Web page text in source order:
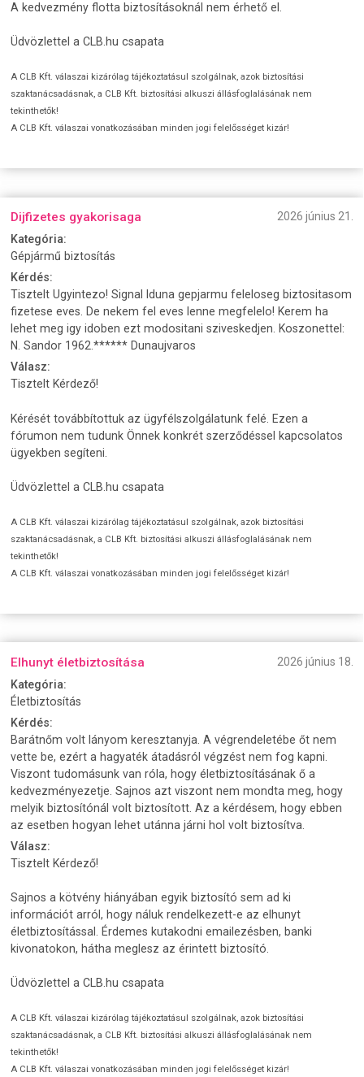
A kedvezmény flotta biztosításoknál nem érhető el.
Üdvözlettel a CLB.hu csapata
A CLB Kft. válaszai kizárólag tájékoztatásul szolgálnak, azok biztosítási
szaktanácsadásnak, a CLB Kft. biztosítási alkuszi állásfoglalásának nem
tekinthetők!
A CLB Kft. válaszai vonatkozásában minden jogi felelősséget kizár!
Dijfizetes gyakorisaga
2026 június 21.
Kategória:
Gépjármű biztosítás
Kérdés:
Tisztelt Ugyintezo! Signal Iduna gepjarmu feleloseg biztositasom
fizetese eves. De nekem fel eves lenne megfelelo! Kerem ha
lehet meg igy idoben ezt modositani sziveskedjen. Koszonettel:
N. Sandor 1962.****** Dunaujvaros
Válasz:
Tisztelt Kérdező!
Kérését továbbítottuk az ügyfélszolgálatunk felé. Ezen a
fórumon nem tudunk Önnek konkrét szerződéssel kapcsolatos
ügyekben segíteni.
Üdvözlettel a CLB.hu csapata
A CLB Kft. válaszai kizárólag tájékoztatásul szolgálnak, azok biztosítási
szaktanácsadásnak, a CLB Kft. biztosítási alkuszi állásfoglalásának nem
tekinthetők!
A CLB Kft. válaszai vonatkozásában minden jogi felelősséget kizár!
Elhunyt életbiztosítása
2026 június 18.
Kategória:
Életbiztosítás
Kérdés:
Barátnőm volt lányom keresztanyja. A végrendeletébe őt nem
vette be, ezért a hagyaték átadásról végzést nem fog kapni.
Viszont tudomásunk van róla, hogy életbiztosításának ő a
kedvezményezetje. Sajnos azt viszont nem mondta meg, hogy
melyik biztosítónál volt biztosított. Az a kérdésem, hogy ebben
az esetben hogyan lehet utánna járni hol volt biztosítva.
Válasz:
Tisztelt Kérdező!
Sajnos a kötvény hiányában egyik biztosító sem ad ki
információt arról, hogy náluk rendelkezett-e az elhunyt
életbiztosítással. Érdemes kutakodni emailezésben, banki
kivonatokon, hátha meglesz az érintett biztosító.
Üdvözlettel a CLB.hu csapata
A CLB Kft. válaszai kizárólag tájékoztatásul szolgálnak, azok biztosítási
szaktanácsadásnak, a CLB Kft. biztosítási alkuszi állásfoglalásának nem
tekinthetők!
A CLB Kft. válaszai vonatkozásában minden jogi felelősséget kizár!